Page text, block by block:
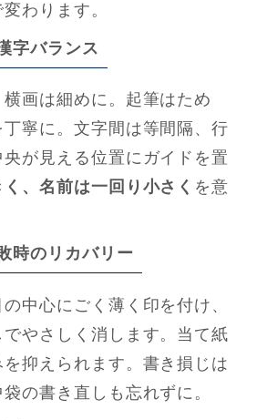
わります。
字バランス
画は細めに。起筆はため
寧に。文字間は等間隔、行
が見える位置にガイドを置
、名前は一回り小さく を意
時のリカバリー
中心にごく薄く印を付け、
やさしく消します。当て紙
抑えられます。書き損じは
の書き直しも忘れずに。